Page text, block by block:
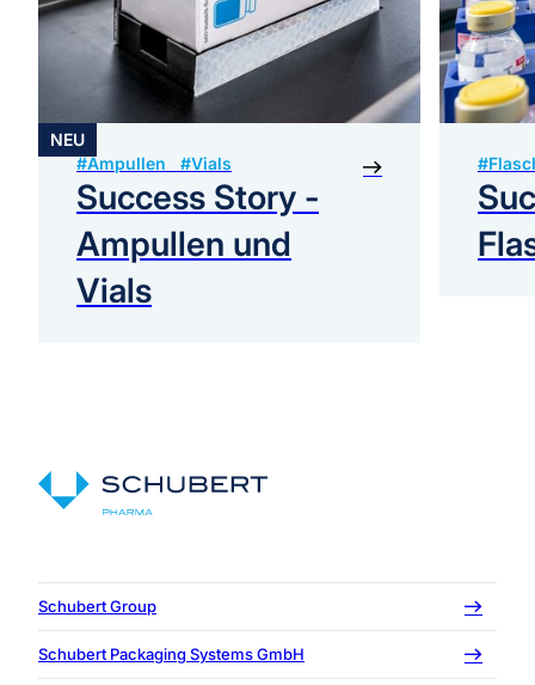
NEU
#Ampullen #Vials
Success Story -
Ampullen und
Vials
Schubert Group
Schubert Packaging Systems GmbH